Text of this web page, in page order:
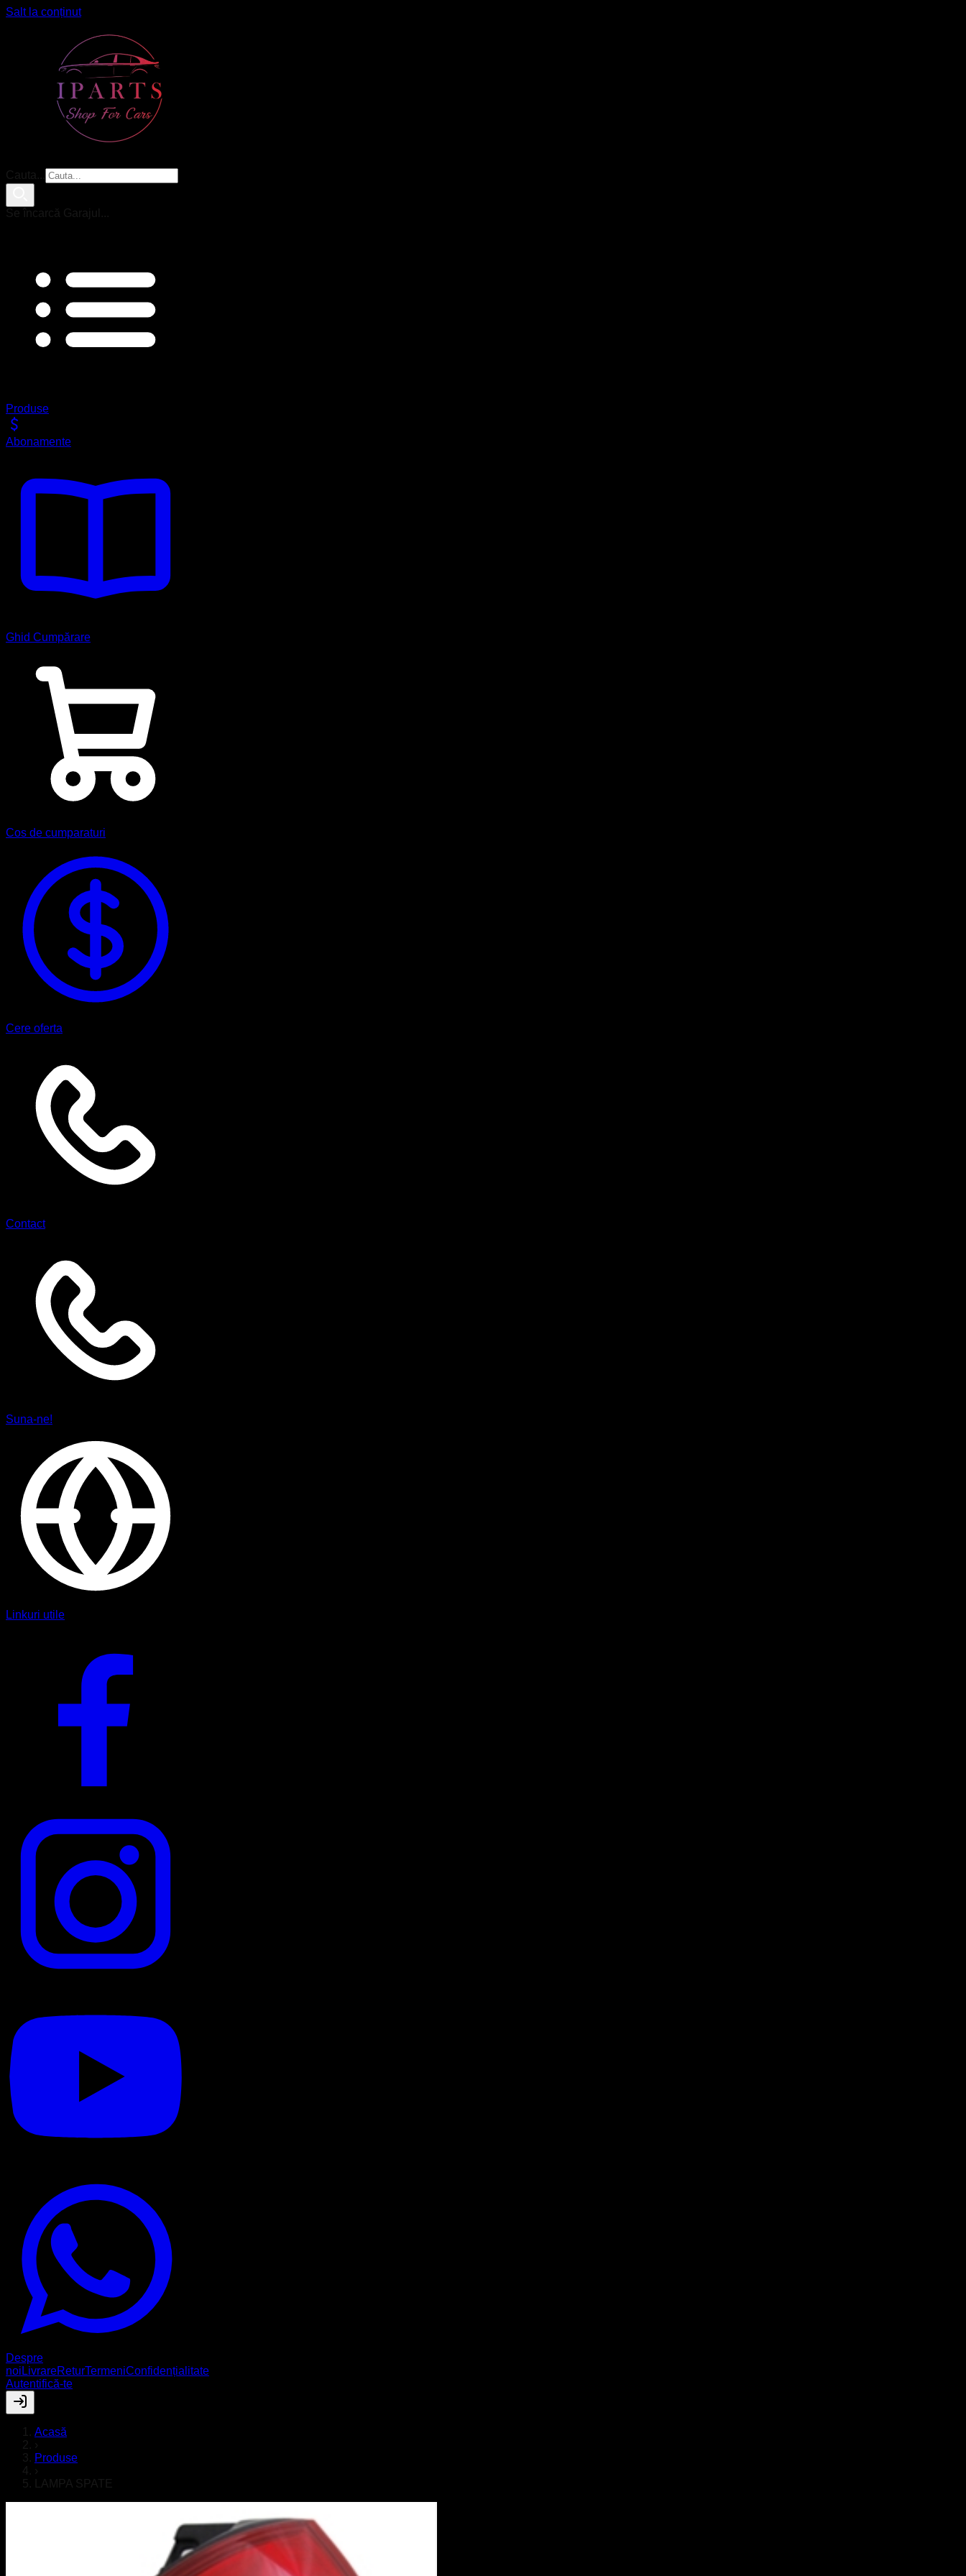
Salt la conținut
Produse
Abonamente
Ghid Cumpărare
Cos de cumparaturi
Cere oferta
Contact
Suna-ne!
Linkuri utile
Despre
noi LivrareReturTermeniConfidențialitate
Autentifică-te
Acasă
Produse